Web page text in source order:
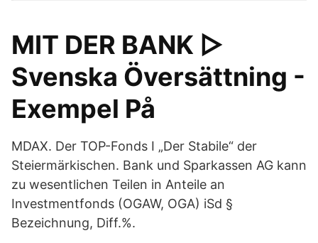
MIT DER BANK ▷
Svenska Översättning -
Exempel På
MDAX. Der TOP-Fonds I „Der Stabile“ der
Steiermärkischen. Bank und Sparkassen AG kann
zu wesentlichen Teilen in Anteile an
Investmentfonds (OGAW, OGA) iSd §
Bezeichnung, Diff.%.